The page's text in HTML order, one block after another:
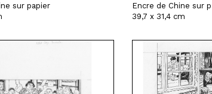
sur papier
Encre de Chine sur
39,7 x 31,4 cm